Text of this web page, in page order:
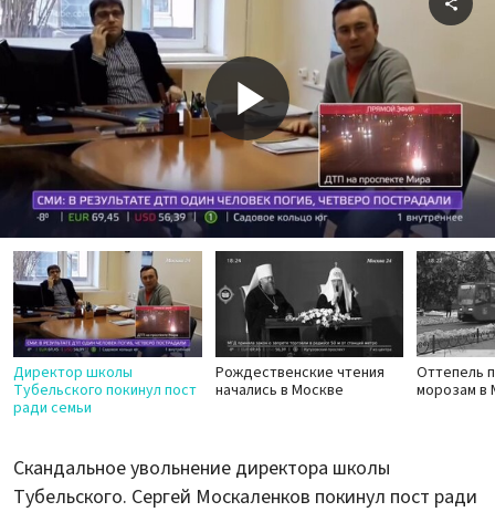
Play
Video
Директор школы
Тубельского покинул пост
ради семьи
Рождественские чтения
начались в Москве
Оттепель
морозам в
Скандальное увольнение директора школы
Тубельского. Сергей Москаленков покинул пост ради